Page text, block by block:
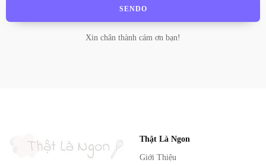
SENDO
Xin chân thành cám ơn bạn!
Thật Là Ngon
Giới Thiệu